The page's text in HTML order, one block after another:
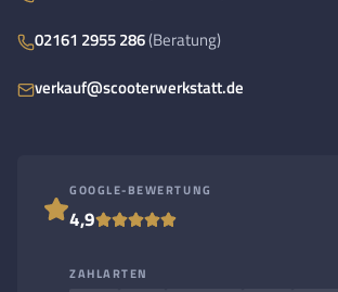
02161 2955 286(Beratung)
verkauf@scooterwerkstatt.de
GOOGLE-BEWERTUNG
4,9
ZAHLARTEN